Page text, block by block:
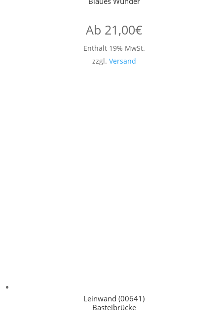
Ab 21,00€
Enthält 19% MwSt.
zzgl. Versand
Leinwand (00641)
Basteibrücke